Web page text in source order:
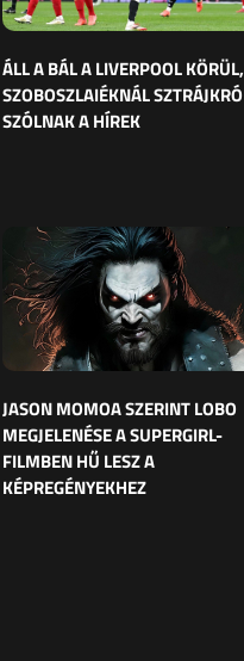
ÁLL A BÁL A LIVERPOOL KÖRÜL,
SZOBOSZLAIÉKNÁL
SZÓLNAK A HÍREK
JASON MOMOA SZERINT LOBO
MEGJELENÉSE A SUPERGIRL-
FILMBEN HŰ LESZ A
KÉPREGÉNYEKHEZ